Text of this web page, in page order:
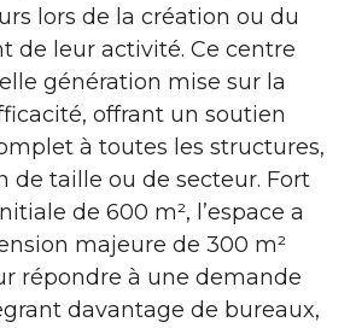
lors de la création ou du
de leur activité. Ce centre
génération mise sur la
offrant un soutien
à toutes les structures,
de taille ou de secteur. Fort
de 600 m², l’espace a
majeure de 300 m²
répondre à une demande
davantage de bureaux,